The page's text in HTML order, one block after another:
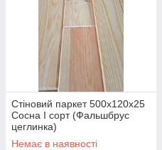
Стіновий паркет 500х120х25
Сосна І сорт (Фальшбрус
цеглинка)
Немає в наявності